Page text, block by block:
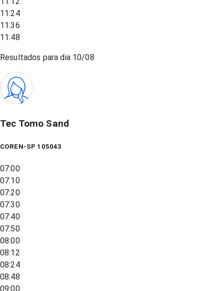
11:24
11:36
11:48
Resultados para dia 10/08
Tec Tomo Sand
COREN-SP 105043
07:00
07:10
07:20
07:30
07:40
07:50
08:00
08:12
08:24
08:48
09:00